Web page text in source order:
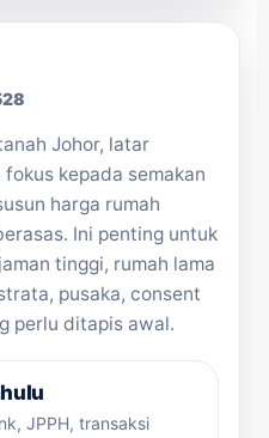
Johor, latar
kepada semakan
harga rumah
Ini penting untuk
tinggi, rumah lama
pusaka, consent
perlu ditapis awal.
JPPH, transaksi